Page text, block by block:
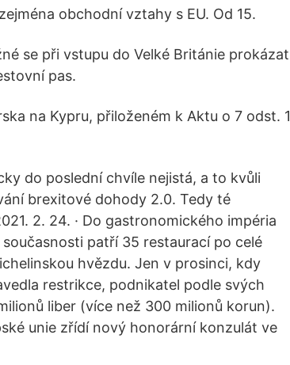
obchodní vztahy s EU. Od 15.
se při vstupu do Velké Británie prokázat
pas.
na Kypru, přiloženém k Aktu o 7 odst. 1
do poslední chvíle nejistá, a to kvůli
brexitové dohody 2.0. Tedy té
2. 24. · Do gastronomického impéria
patří 35 restaurací po celé
hvězdu. Jen v prosinci, kdy
restrikce, podnikatel podle svých
liber (více než 300 milionů korun).
unie zřídí nový honorární konzulát ve